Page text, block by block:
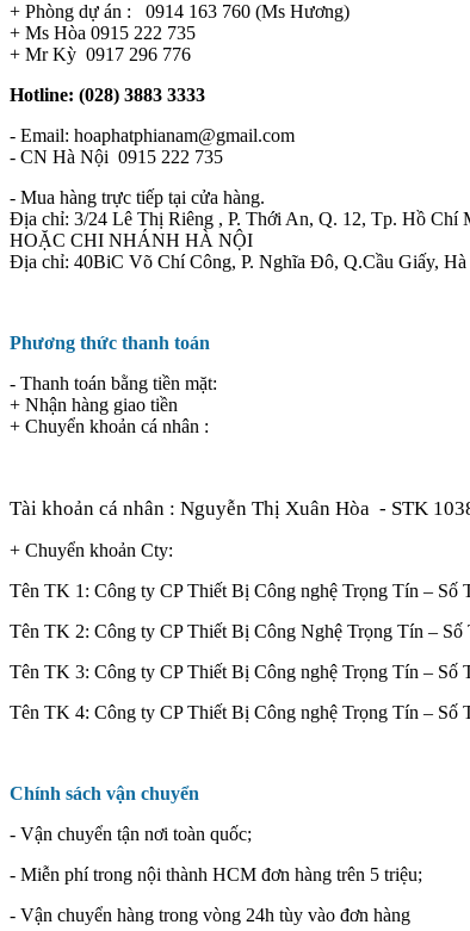
+ Phòng dự án : 0914 163 760 (Ms Hương)
+ Ms Hòa 0915 222 735
+ Mr Kỳ 0917 296 776
Hotline: (028) 3883 3333
- Email: hoaphatphianam@gmail.com
- CN Hà Nội 0915 222 735
- Mua hàng trực tiếp tại cửa hàng.
Địa chỉ: 3/24 Lê Thị Riêng , P. Thới An, Q. 12, Tp. Hồ Chí
HOẶC CHI NHÁNH HÀ NỘI
Địa chỉ: 40BiC Võ Chí Công, P. Nghĩa Đô, Q.Cầu Giấy,
Phương thức thanh toán
- Thanh toán bằng tiền mặt:
+ Nhận hàng giao tiền
+ Chuyển khoản cá nhân :
Tài khoản cá nhân : Nguyễn Thị Xuân Hòa - STK
+ Chuyển khoản Cty:
Tên TK 1: Công ty CP Thiết Bị Công nghệ Trọng Tín –
Tên TK 2: Công ty CP Thiết Bị Công Nghệ Trọng Tín –
Tên TK 3: Công ty CP Thiết Bị Công nghệ Trọng Tín –
Tên TK 4: Công ty CP Thiết Bị Công nghệ Trọng Tín –
Chính sách vận chuyển
- Vận chuyển tận nơi toàn quốc;
- Miễn phí trong nội thành HCM đơn hàng trên 5 triệu;
- Vận chuyển hàng trong vòng 24h tùy vào đơn hàng